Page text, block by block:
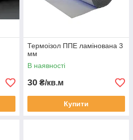
Термоізол ППЕ ламінована 3
мм
В наявності
30 ₴/кв.м
Купити